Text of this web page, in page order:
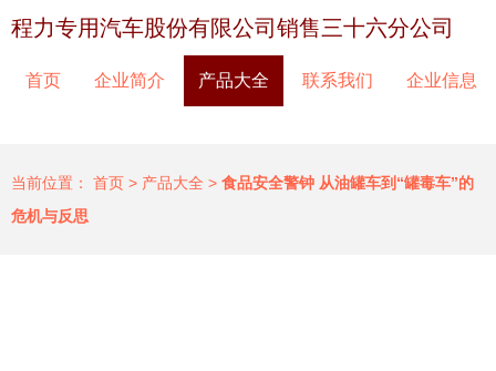
程力专用汽车股份有限公司销售三十六分公司
首页 企业简介 产品大全 联系我们 企业信息
当前位置： 首页 > 产品大全 > 食品安全警钟 从油罐车到“罐毒车”的
危机与反思